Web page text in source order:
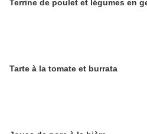
Terrine de poulet et légumes en
Tarte à la tomate et burrata